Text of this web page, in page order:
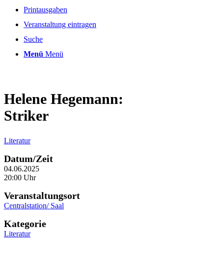
Printausgaben
Veranstaltung eintragen
Suche
Menü Menü
Helene Hegemann:
Striker
Literatur
Datum/Zeit
04.06.2025
20:00 Uhr
Veranstaltungsort
Centralstation/ Saal
Kategorie
Literatur